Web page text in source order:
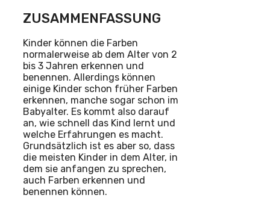
ZUSAMMENFASSUNG
Kinder können die Farben
normalerweise ab dem Alter von 2
bis 3 Jahren erkennen und
benennen. Allerdings können
einige Kinder schon früher Farben
erkennen, manche sogar schon im
Babyalter. Es kommt also darauf
an, wie schnell das Kind lernt und
welche Erfahrungen es macht.
Grundsätzlich ist es aber so, dass
die meisten Kinder in dem Alter, in
dem sie anfangen zu sprechen,
auch Farben erkennen und
benennen können.